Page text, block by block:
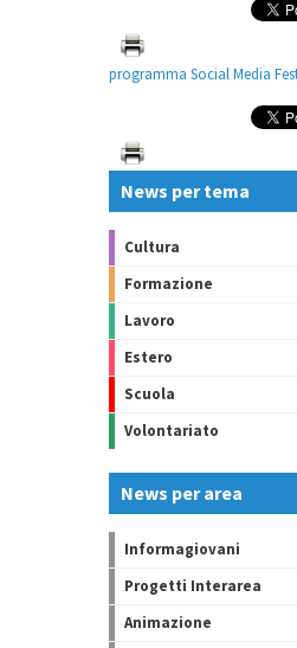
programma Social Media
News per tema
Cultura
Formazione
Lavoro
Estero
Scuola
Volontariato
News per area
Informagiovani
Progetti Interarea
Animazione